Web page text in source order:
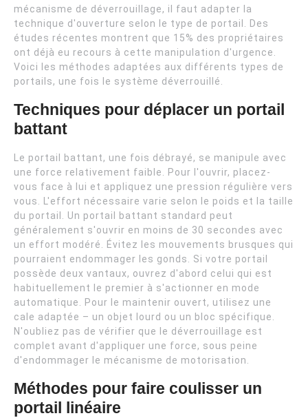
mécanisme de déverrouillage, il faut adapter la
technique d'ouverture selon le type de portail. Des
études récentes montrent que 15% des propriétaires
ont déjà eu recours à cette manipulation d'urgence.
Voici les méthodes adaptées aux différents types de
portails, une fois le système déverrouillé.
Techniques pour déplacer un portail
battant
Le portail battant, une fois débrayé, se manipule avec
une force relativement faible. Pour l'ouvrir, placez-
vous face à lui et appliquez une pression régulière vers
vous. L'effort nécessaire varie selon le poids et la taille
du portail. Un portail battant standard peut
généralement s'ouvrir en moins de 30 secondes avec
un effort modéré. Évitez les mouvements brusques qui
pourraient endommager les gonds. Si votre portail
possède deux vantaux, ouvrez d'abord celui qui est
habituellement le premier à s'actionner en mode
automatique. Pour le maintenir ouvert, utilisez une
cale adaptée – un objet lourd ou un bloc spécifique.
N'oubliez pas de vérifier que le déverrouillage est
complet avant d'appliquer une force, sous peine
d'endommager le mécanisme de motorisation.
Méthodes pour faire coulisser un
portail linéaire